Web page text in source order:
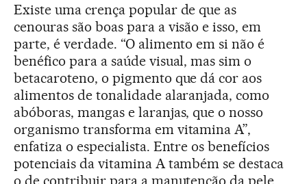
Existe uma crença popular de que as
cenouras são boas para a visão e isso, em
parte, é verdade. “O alimento em si não é
benéfico para a saúde visual, mas sim o
betacaroteno, o pigmento que dá cor aos
alimentos de tonalidade alaranjada, como
abóboras, mangas e laranjas, que o nosso
organismo transforma em vitamina A”,
enfatiza o especialista. Entre os benefícios
potenciais da vitamina A também se destaca
o de contribuir para a manutenção da pele